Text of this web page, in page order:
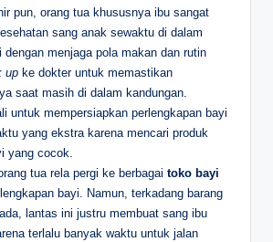
pun, orang tua khususnya ibu sangat
sang anak sewaktu di dalam
dengan menjaga pola makan dan rutin
up ke dokter untuk memastikan
saat masih di dalam kandungan.
untuk mempersiapkan perlengkapan bayi
yang ekstra karena mencari produk
yang cocok.
tua rela pergi ke berbagai toko bayi
bayi. Namun, terkadang barang
lantas ini justru membuat sang ibu
terlalu banyak waktu untuk jalan